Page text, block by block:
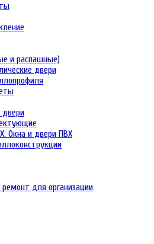
и распашные)
двери
Окна и двери ПВХ
для организации